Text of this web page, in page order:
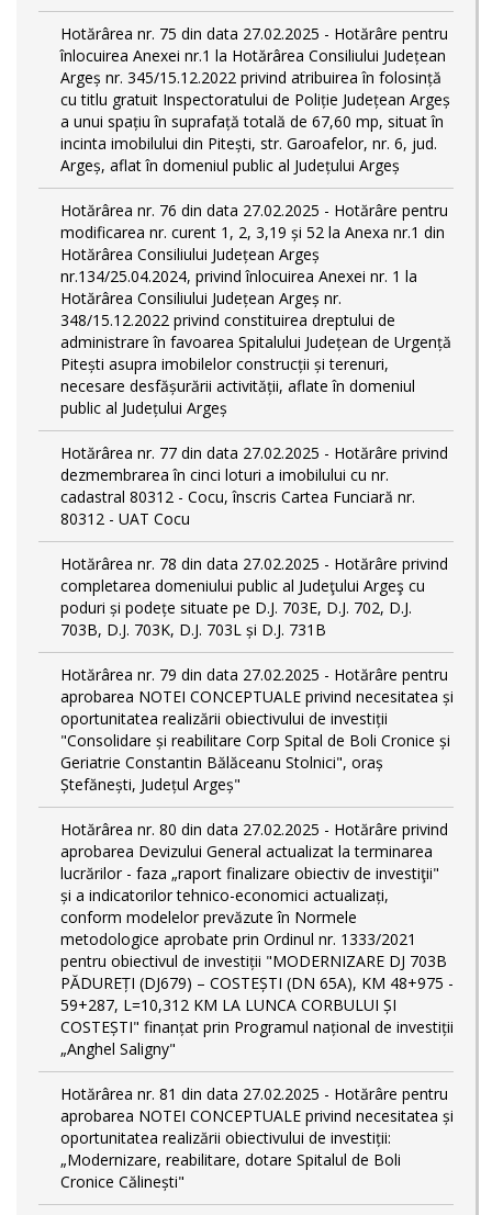
Hotărârea nr. 75 din data 27.02.2025 - Hotărâre pentru
înlocuirea Anexei nr.1 la Hotărârea Consiliului Județean
Argeș nr. 345/15.12.2022 privind atribuirea în folosință
cu titlu gratuit Inspectoratului de Poliție Județean Argeș
a unui spațiu în suprafață totală de 67,60 mp, situat în
incinta imobilului din Pitești, str. Garoafelor, nr. 6, jud.
Argeș, aflat în domeniul public al Județului Argeș
Hotărârea nr. 76 din data 27.02.2025 - Hotărâre pentru
modificarea nr. curent 1, 2, 3,19 și 52 la Anexa nr.1 din
Hotărârea Consiliului Județean Argeș
nr.134/25.04.2024, privind înlocuirea Anexei nr. 1 la
Hotărârea Consiliului Județean Argeș nr.
348/15.12.2022 privind constituirea dreptului de
administrare în favoarea Spitalului Județean de Urgență
Pitești asupra imobilelor construcții și terenuri,
necesare desfășurării activității, aflate în domeniul
public al Județului Argeș
Hotărârea nr. 77 din data 27.02.2025 - Hotărâre privind
dezmembrarea în cinci loturi a imobilului cu nr.
cadastral 80312 - Cocu, înscris Cartea Funciară nr.
80312 - UAT Cocu
Hotărârea nr. 78 din data 27.02.2025 - Hotărâre privind
completarea domeniului public al Judeţului Argeş cu
poduri și podețe situate pe D.J. 703E, D.J. 702, D.J.
703B, D.J. 703K, D.J. 703L și D.J. 731B
Hotărârea nr. 79 din data 27.02.2025 - Hotărâre pentru
aprobarea NOTEI CONCEPTUALE privind necesitatea și
oportunitatea realizării obiectivului de investiții
"Consolidare și reabilitare Corp Spital de Boli Cronice și
Geriatrie Constantin Bălăceanu Stolnici", oraș
Ștefănești, Județul Argeș"
Hotărârea nr. 80 din data 27.02.2025 - Hotărâre privind
aprobarea Devizului General actualizat la terminarea
lucrărilor - faza „raport finalizare obiectiv de investiţii"
și a indicatorilor tehnico-economici actualizați,
conform modelelor prevăzute în Normele
metodologice aprobate prin Ordinul nr. 1333/2021
pentru obiectivul de investiții "MODERNIZARE DJ 703B
PĂDUREȚI (DJ679) – COSTEȘTI (DN 65A), KM 48+975 -
59+287, L=10,312 KM LA LUNCA CORBULUI ȘI
COSTEȘTI" finanțat prin Programul național de investiții
„Anghel Saligny"
Hotărârea nr. 81 din data 27.02.2025 - Hotărâre pentru
aprobarea NOTEI CONCEPTUALE privind necesitatea și
oportunitatea realizării obiectivului de investiții:
„Modernizare, reabilitare, dotare Spitalul de Boli
Cronice Călinești"